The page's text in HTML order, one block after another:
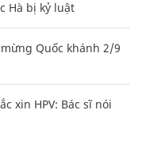
Hà bị kỷ luật
Quốc khánh 2/9
xin HPV: Bác sĩ nói